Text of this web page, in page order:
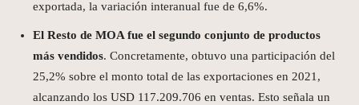
exportada, la variación interanual fue de 6,6%.
El Resto de MOA fue el segundo conjunto de productos
más vendidos. Concretamente, obtuvo una participación del
25,2% sobre el monto total de las exportaciones en 2021,
alcanzando los USD 117.209.706 en ventas. Esto señala un